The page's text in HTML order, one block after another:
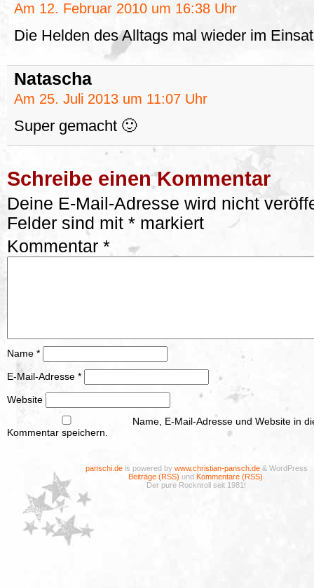
Am 12. Februar 2010 um 16:38 Uhr
Die Helden des Alltags mal wieder im
Natascha
Am 25. Juli 2013 um 11:07 Uhr
Super gemacht 🙂
Schreibe einen Kommentar
Deine E-Mail-Adresse wird nicht
Felder sind mit * markiert
Kommentar *
Name *
E-Mail-Adresse *
Website
Name, E-Mail-Adresse und Website in
Kommentar speichern.
panschi.deis powered by www.christian-pansch.de& WordPress
Beiträge (RSS) und Kommentare (RSS)
Der pure Rocknroll seit 1981!